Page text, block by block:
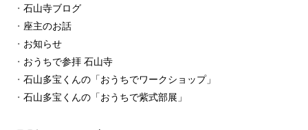
石山寺ブログ
座主のお話
お知らせ
おうちで参拝 石山寺
石山多宝くんの「おうちでワークショップ」
石山多宝くんの「おうちで紫式部展」